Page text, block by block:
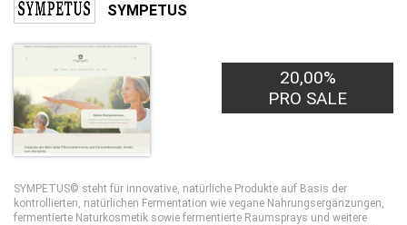
SYMPETUS
20,00%
PRO SALE
SYMPETUS© steht für innovative, natürliche Produkte auf Basis der
kontrollierten, natürlichen Fermentation wie vegane Nahrungsergänzungen,
fermentierte Naturkosmetik sowie fermentierte Raumsprays und weitere